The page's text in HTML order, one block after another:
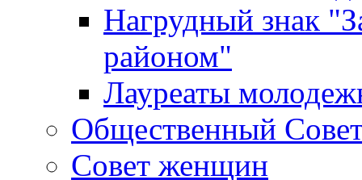
Нагрудный знак
районом"
Лауреаты
Общественный
Совет женщин